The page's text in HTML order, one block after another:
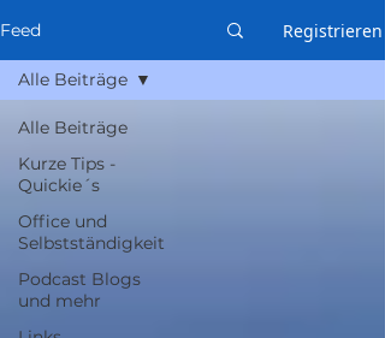
Feed Registrieren
Alle Beiträge
Kurze Tips -
Quickie´s
Office und
Selbstständigkeit
Podcast Blogs
und mehr
Alle Beiträge